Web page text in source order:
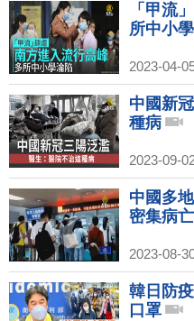
「甲流
所中小
2023-04-
中國新
種病
2023-09-
中國多
密集病
2023-08-
韓日防
口罩